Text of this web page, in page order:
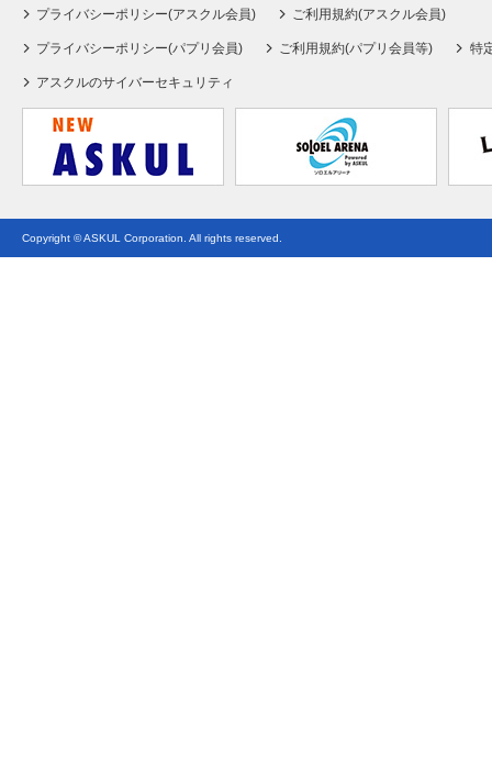
プライバシーポリシー(アスクル会員) ご利用規約(アスクル会員)
プライバシーポリシー(パプリ会員) ご利用規約(パプリ会員等) 特
アスクルのサイバーセキュリティ
Copyright © ASKUL Corporation. All rights reserved.